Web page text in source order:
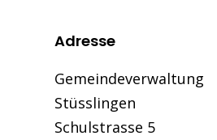
Footer
Adresse
Gemeindeverwaltung
Stüsslingen
Schulstrasse 5